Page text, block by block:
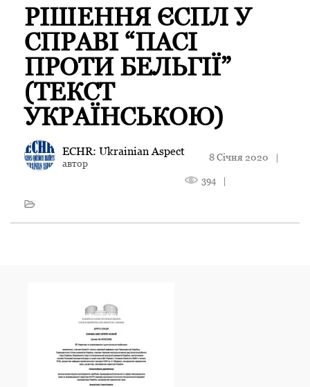
РІШЕННЯ ЄСПЛ У
СПРАВІ “ПАСІ
ПРОТИ БЕЛЬГІЇ”
(ТЕКСТ
УКРАЇНСЬКОЮ)
ECHR: Ukrainian Aspect
автор
8 Січня 2020 |
394 |